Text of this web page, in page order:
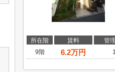
所在階 賃料
管
9階
6.2万円